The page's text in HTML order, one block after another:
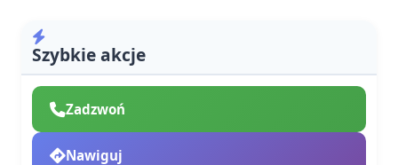
Szybkie akcje
Zadzwoń
Nawiguj